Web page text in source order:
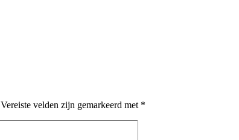
Vereiste velden zijn gemarkeerd met *